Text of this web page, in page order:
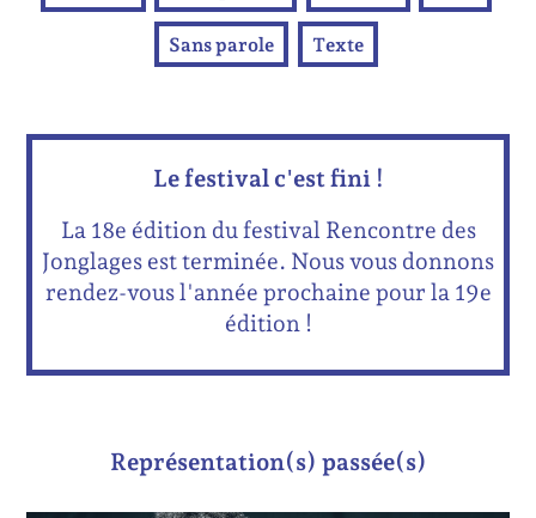
Sans parole Texte
Le festival c'est fini !
La 18e édition du festival Rencontre des
Jonglages est terminée. Nous vous donnons
rendez-vous l'année prochaine pour la 19e
édition !
Représentation(s) passée(s)